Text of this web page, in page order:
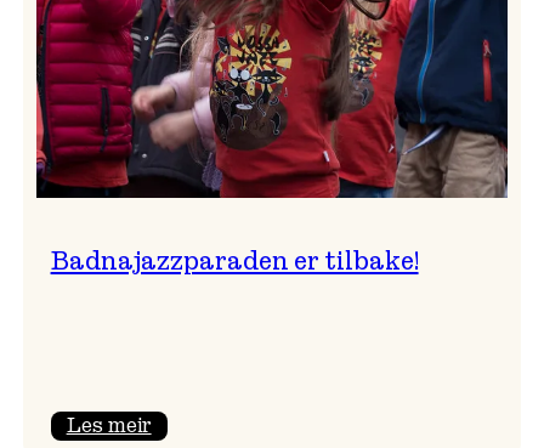
Badnajazzparaden er tilbake!
Les meir: